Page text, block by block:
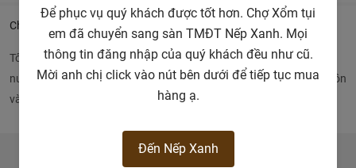
Chi tiết
Tôm được đánh bắt từ rừng sinh thái Cà Mau. Tôm chỉ có khi con
nước lên là ngày mùng 1 và 15 hàng tháng, được cấp đông tại nguồn
và đưa về chợ
Để phục vụ quý khách được tốt hơn. Chợ Xổm tụi
em đã chuyển sang sàn TMĐT Nếp Xanh. Mọi
thông tin đăng nhập của quý khách đều như cũ.
Mời anh chị click vào nút bên dưới để tiếp tục mua
hàng ạ.
Đến Nếp Xanh